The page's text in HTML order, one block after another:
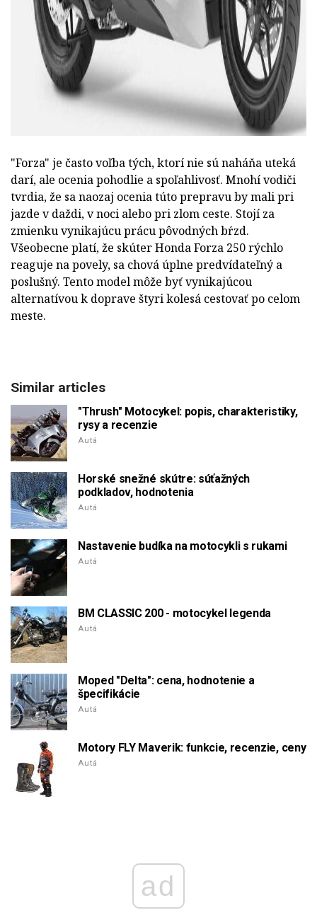
"Forza" je často voľba tých, ktorí nie sú naháňa uteká
darí, ale ocenia pohodlie a spoľahlivosť. Mnohí vodiči
tvrdia, že sa naozaj ocenia túto prepravu by mali pri
jazde v daždi, v noci alebo pri zlom ceste. Stojí za
zmienku vynikajúcu prácu pôvodných bŕzd.
Všeobecne platí, že skúter Honda Forza 250 rýchlo
reaguje na povely, sa chová úplne predvídateľný a
poslušný. Tento model môže byť vynikajúcou
alternatívou k doprave štyri kolesá cestovať po celom
meste.
Similar articles
"Thrush" Motocykel: popis, charakteristiky,
rysy a recenzie
Autá
Horské snežné skútre: súťažných
podkladov, hodnotenia
Autá
Nastavenie budíka na motocykli s rukami
Autá
BM CLASSIC 200 - motocykel legenda
Autá
Moped "Delta": cena, hodnotenie a
špecifikácie
Autá
Motory FLY Maverik: funkcie, recenzie, ceny
Autá
ad